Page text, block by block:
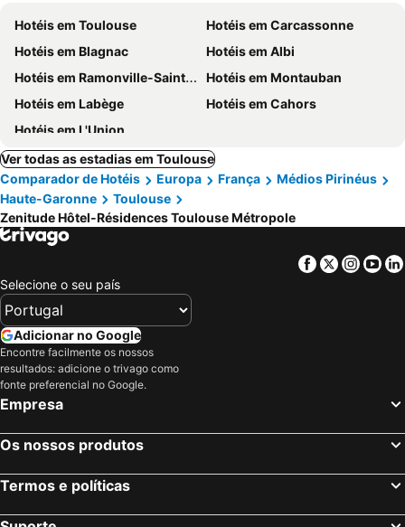
Hotéis em Toulouse
Hotéis em Carcassonne
Hotéis em Blagnac
Hotéis em Albi
Hotéis em Ramonville-Saint-Agne
Hotéis em Montauban
Hotéis em Labège
Hotéis em Cahors
Hotéis em L'Union
Ver todas as estadias em Toulouse
Comparador de Hotéis
Europa França
Médios Pirinéus
Haute-Garonne
Toulouse
Zenitude Hôtel-Résidences Toulouse Métropole
Facebook
Twitter
Selecione o seu país
Adicionar no Google
Encontre facilmente os nossos
resultados: adicione o trivago como
fonte preferencial no Google.
Empresa
Os nossos produtos
Termos e políticas